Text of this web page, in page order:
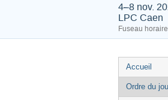
4–8 nov.
LPC Caen
Fuseau
Menu
de
Accueil
Ordre du